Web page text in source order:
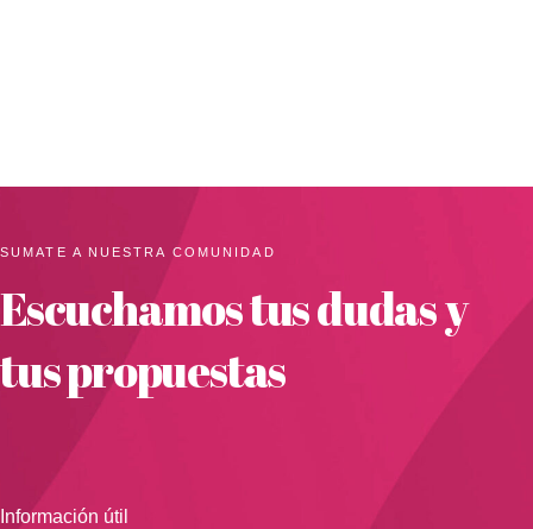
SUMATE A NUESTRA COMUNIDAD
Escuchamos tus dudas y
tus propuestas
Información útil